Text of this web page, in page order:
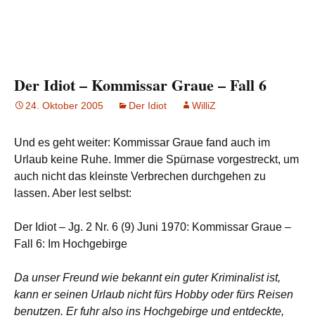
Der Idiot – Kommissar Graue – Fall 6
24. Oktober 2005 Der Idiot WilliZ
Und es geht weiter: Kommissar Graue fand auch im
Urlaub keine Ruhe. Immer die Spürnase vorgestreckt, um
auch nicht das kleinste Verbrechen durchgehen zu
lassen. Aber lest selbst:
Der Idiot – Jg. 2 Nr. 6 (9) Juni 1970: Kommissar Graue –
Fall 6: Im Hochgebirge
Da unser Freund wie bekannt ein guter Kriminalist ist,
kann er seinen Urlaub nicht fürs Hobby oder fürs Reisen
benutzen. Er fuhr also ins Hochgebirge und entdeckte,